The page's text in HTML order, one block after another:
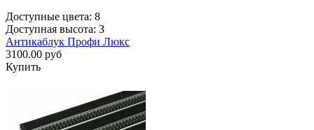
Доступные цвета: 8
Доступная высота: 3
Антикаблук Профи Люкс
3100.00 руб
Купить